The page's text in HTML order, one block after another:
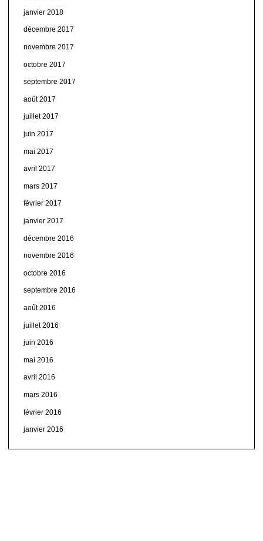
janvier 2018
décembre 2017
novembre 2017
octobre 2017
septembre 2017
août 2017
juillet 2017
juin 2017
mai 2017
avril 2017
mars 2017
février 2017
janvier 2017
décembre 2016
novembre 2016
octobre 2016
septembre 2016
août 2016
juillet 2016
juin 2016
mai 2016
avril 2016
mars 2016
février 2016
janvier 2016